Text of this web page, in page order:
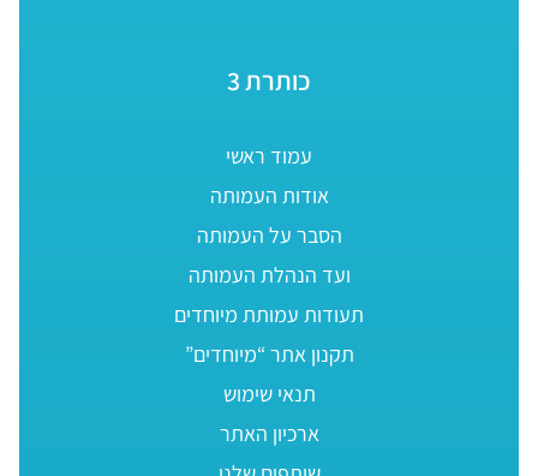
כותרת 3
עמוד ראשי
אודות העמותה
הסבר על העמותה
ועד הנהלת העמותה
תעודות עמותת מיוחדים
תקנון אתר “מיוחדים”
תנאי שימוש
ארכיון האתר